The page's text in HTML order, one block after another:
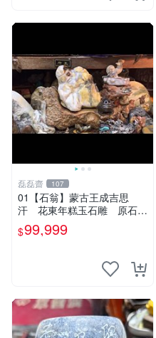
磊磊齋 107
01【石翁】蒙古王成吉思
汗 花東年糕玉石雕 原石隨
型手工巧雕 3000ｇ 原
木瘤檯王座
$99,999